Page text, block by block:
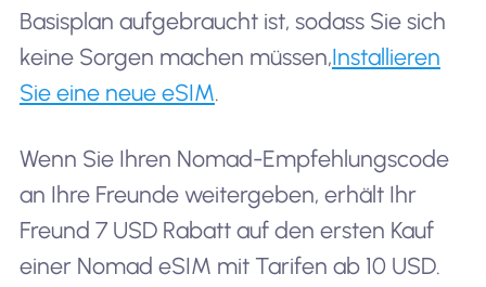
Basisplan aufgebraucht ist, sodass Sie sich
keine Sorgen machen müssen,Installieren
Sie eine neue eSIM.
Wenn Sie Ihren Nomad-Empfehlungscode
an Ihre Freunde weitergeben, erhält Ihr
Freund 7 USD Rabatt auf den ersten Kauf
einer Nomad eSIM mit Tarifen ab 10 USD.